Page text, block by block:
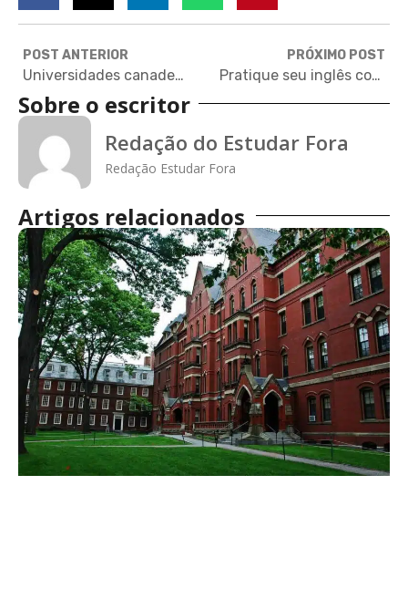
POST ANTERIOR
Universidades canadenses: foco em internacionalização
PRÓXIMO POST
Pratique seu inglês com estes 2 canais no YouTube
Sobre o escritor
Redação do Estudar Fora
Redação Estudar Fora
Artigos relacionados